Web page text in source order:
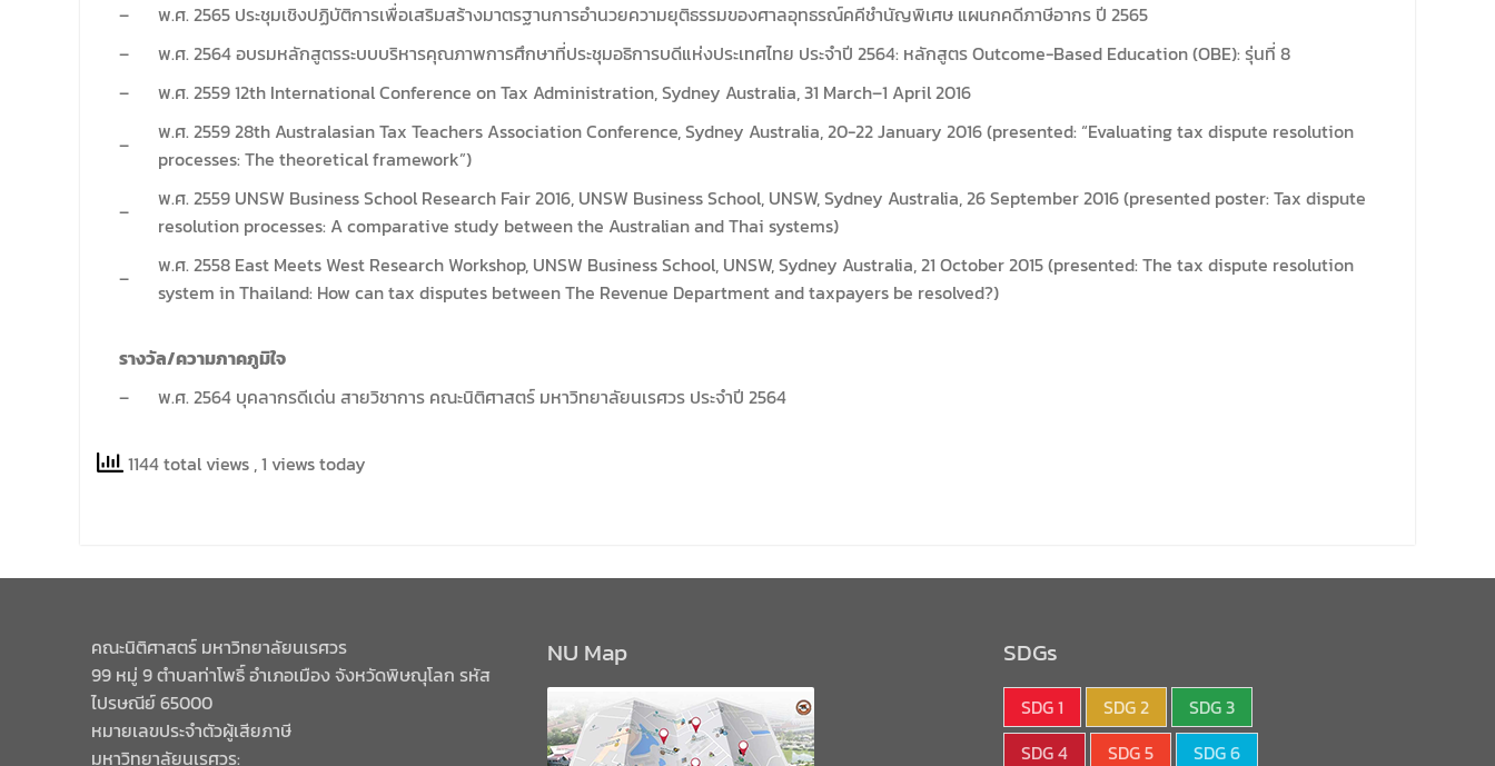
–
พ.ศ. 2565 ประชุมเชิงปฏิบัติการเพื่อเสริมสร้างมาตรฐานการอำนวยความยุติธรรมของศาลอุทธรณ์คคีชำนัญพิเศษ แผนกคดีภาษีอากร ปี 2565
–
พ.ศ. 2564 อบรมหลักสูตรระบบบริหารคุณภาพการศึกษาที่ประชุมอธิการบดีแห่งประเทศไทย ประจำปี 2564: หลักสูตร Outcome-Based Education (OBE): รุ่นที่ 8
–
พ.ศ. 2559 12th International Conference on Tax Administration, Sydney Australia, 31 March–1 April 2016
–
พ.ศ. 2559 28th Australasian Tax Teachers Association Conference, Sydney Australia, 20-22 January 2016 (presented: “Evaluating tax dispute resolution
processes: The theoretical framework”)
–
พ.ศ. 2559 UNSW Business School Research Fair 2016, UNSW Business School, UNSW, Sydney Australia, 26 September 2016 (presented poster: Tax dispute
resolution processes: A comparative study between the Australian and Thai systems)
–
พ.ศ. 2558 East Meets West Research Workshop, UNSW Business School, UNSW, Sydney Australia, 21 October 2015 (presented: The tax dispute resolution
system in Thailand: How can tax disputes between The Revenue Department and taxpayers be resolved?)
รางวัล/ความภาคภูมิใจ
–
พ.ศ. 2564 บุคลากรดีเด่น สายวิชาการ คณะนิติศาสตร์ มหาวิทยาลัยนเรศวร ประจำปี 2564
1144 total views , 1 views today
คณะนิติศาสตร์ มหาวิทยาลัยนเรศวร
99 หมู่ 9 ตำบลท่าโพธิ์ อำเภอเมือง จังหวัดพิษณุโลก รหัส
ไปรษณีย์ 65000
หมายเลขประจำตัวผู้เสียภาษี
มหาวิทยาลัยนเรศวร:
NU Map SDGs
SDG 1 SDG 2
SDG 3
SDG 4
SDG 5 SDG 6